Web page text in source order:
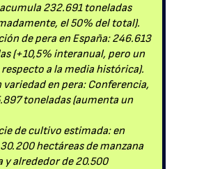
232.691 toneladas
el 50% del total).
de pera en España: 246.613
(+10,5% interanual, pero un
a la media histórica).
variedad en pera: Conferencia,
toneladas (aumenta un
de cultivo estimada: en
hectáreas de manzana
y alrededor de 20.500